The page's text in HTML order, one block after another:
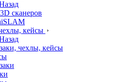
сканеров
кейсы
чехлы, кейсы